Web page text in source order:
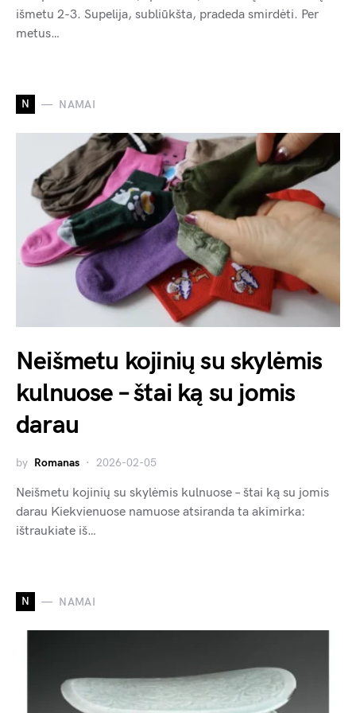
išmetu 2-3. Supelija, subliūkšta, pradeda smirdėti. Per
metus…
N NAMAI
Neišmetu kojinių su skylėmis
kulnuose – štai ką su jomis
darau
by Romanas 2026-02-05
Neišmetu kojinių su skylėmis kulnuose – štai ką su jomis
darau Kiekvienuose namuose atsiranda ta akimirka:
ištraukiate iš…
N NAMAI